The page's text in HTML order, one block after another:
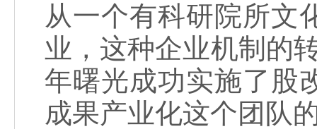
从一个有科研院所文
业，这种企业机制的
年曙光成功实施了股
成果产业化这个团队